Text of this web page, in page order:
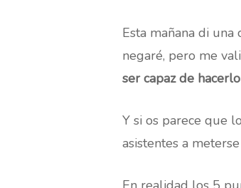
Esta mañana di
negaré, pero me
ser capaz de
Y si os parece que
asistentes a